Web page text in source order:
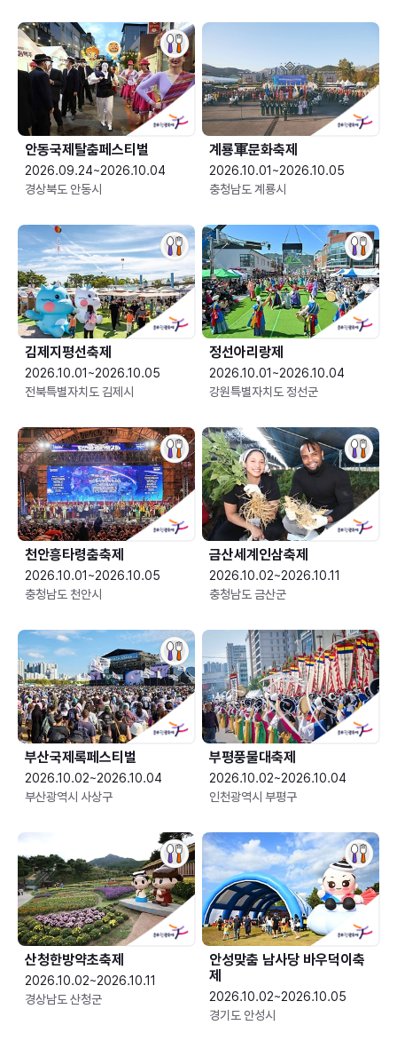
안동국제탈춤페스티벌
2026.09.24~2026.10.04
경상북도 안동시
2026.10.01~2026.10.05
충청남도 계룡시
김제지평선축제
2026.10.01~2026.10.05
전북특별자치도 김제시
정선아리랑제
2026.10.01~2026.10.04
강원특별자치도 정선군
천안흥타령춤축제
2026.10.01~2026.10.05
충청남도 천안시
금산세계인삼축제
2026.10.02~2026.10.11
충청남도 금산군
부산국제록페스티벌
2026.10.02~2026.10.04
부산광역시 사상구
부평풍물대축제
2026.10.02~2026.10.04
인천광역시 부평구
산청한방약초축제
2026.10.02~2026.10.11
경상남도 산청군
안성맞춤 남사당 바우덕이축
제
2026.10.02~2026.10.05
경기도 안성시